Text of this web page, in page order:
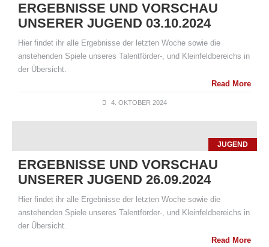
ERGEBNISSE UND VORSCHAU
UNSERER JUGEND 03.10.2024
Hier findet ihr alle Ergebnisse der letzten Woche sowie die
anstehenden Spiele unseres Talentförder-, und Kleinfeldbereichs in
der Übersicht.
Read More
4. OKTOBER 2024
JUGEND
ERGEBNISSE UND VORSCHAU
UNSERER JUGEND 26.09.2024
Hier findet ihr alle Ergebnisse der letzten Woche sowie die
anstehenden Spiele unseres Talentförder-, und Kleinfeldbereichs in
der Übersicht.
Read More